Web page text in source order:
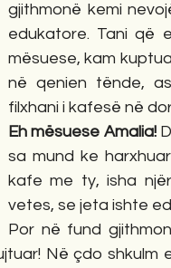
gjithmonë kemi
edukatore. Tani që
mësuese, kam
në qenien tënde,
filxhani i kafesë në
Eh mësuese Amalia!
sa mund ke
kafe me ty, isha
vetes, se jeta ishte
Por në fund
Në çdo shkulm